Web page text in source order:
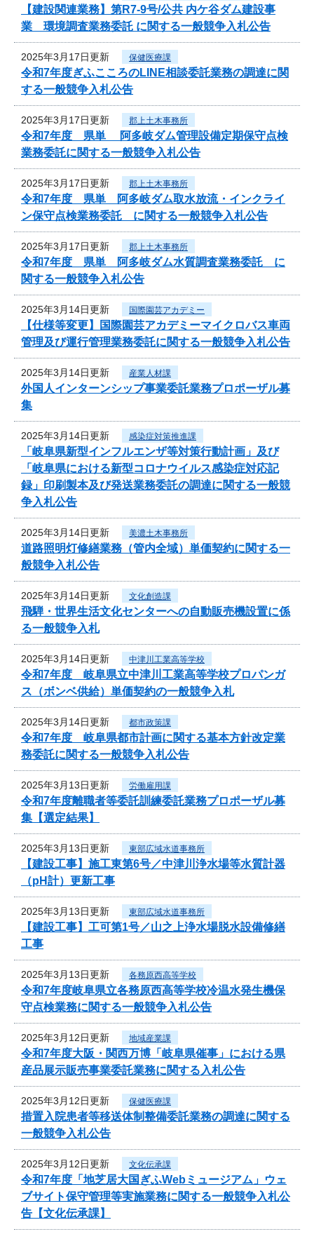
【建設関連業務】第R7-9号/公共 内ケ谷ダム建設事
業 環境調査業務委託 に関する一般競争入札公告
2025年3月17日更新 保健医療課
令和7年度ぎふこころのLINE相談委託業務の調達に関
する一般競争入札公告
2025年3月17日更新 郡上土木事務所
令和7年度 県単 阿多岐ダム管理設備定期保守点検
業務委託に関する一般競争入札公告
2025年3月17日更新 郡上土木事務所
令和7年度 県単 阿多岐ダム取水放流・インクライ
ン保守点検業務委託 に関する一般競争入札公告
2025年3月17日更新 郡上土木事務所
令和7年度 県単 阿多岐ダム水質調査業務委託 に
関する一般競争入札公告
2025年3月14日更新 国際園芸アカデミー
【仕様等変更】国際園芸アカデミーマイクロバス車両
管理及び運行管理業務委託に関する一般競争入札公告
2025年3月14日更新 産業人材課
外国人インターンシップ事業委託業務プロポーザル募
集
2025年3月14日更新 感染症対策推進課
「岐阜県新型インフルエンザ等対策行動計画」及び
「岐阜県における新型コロナウイルス感染症対応記
録」印刷製本及び発送業務委託の調達に関する一般競
争入札公告
2025年3月14日更新 美濃土木事務所
道路照明灯修繕業務（管内全域）単価契約に関する一
般競争入札公告
2025年3月14日更新 文化創造課
飛騨・世界生活文化センターへの自動販売機設置に係
る一般競争入札
2025年3月14日更新 中津川工業高等学校
令和7年度 岐阜県立中津川工業高等学校プロパンガ
ス（ボンベ供給）単価契約の一般競争入札
2025年3月14日更新 都市政策課
令和7年度 岐阜県都市計画に関する基本方針改定業
務委託に関する一般競争入札公告
2025年3月13日更新 労働雇用課
令和7年度離職者等委託訓練委託業務プロポーザル募
集【選定結果】
2025年3月13日更新 東部広域水道事務所
【建設工事】施工東第6号／中津川浄水場等水質計器
（pH計）更新工事
2025年3月13日更新 東部広域水道事務所
【建設工事】工可第1号／山之上浄水場脱水設備修繕
工事
2025年3月13日更新 各務原西高等学校
令和7年度岐阜県立各務原西高等学校冷温水発生機保
守点検業務に関する一般競争入札公告
2025年3月12日更新 地域産業課
令和7年度大阪・関西万博「岐阜県催事」における県
産品展示販売事業委託業務に関する入札公告
2025年3月12日更新 保健医療課
措置入院患者等移送体制整備委託業務の調達に関する
一般競争入札公告
2025年3月12日更新 文化伝承課
令和7年度「地芝居大国ぎふWebミュージアム」ウェ
ブサイト保守管理等実施業務に関する一般競争入札公
告【文化伝承課】